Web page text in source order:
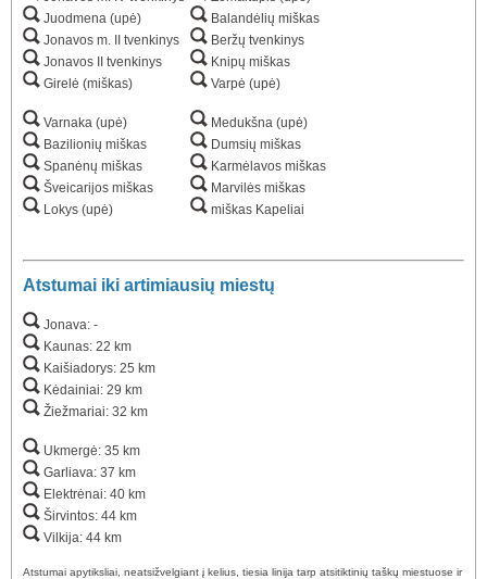
Juodmena (upė)
Jonavos m. II tvenkinys
Jonavos II tvenkinys
Girelė (miškas)
Varnaka (upė)
Bazilionių miškas
Spanėnų miškas
Šveicarijos miškas
Lokys (upė)
Balandėlių miškas
Beržų tvenkinys
Knipų miškas
Varpė (upė)
Medukšna (upė)
Dumsių miškas
Karmėlavos miškas
Marvilės miškas
miškas Kapeliai
Atstumai iki artimiausių miestų
Jonava: -
Kaunas: 22 km
Kaišiadorys: 25 km
Kėdainiai: 29 km
Žiežmariai: 32 km
Ukmergė: 35 km
Garliava: 37 km
Elektrėnai: 40 km
Širvintos: 44 km
Vilkija: 44 km
Atstumai apytiksliai, neatsižvelgiant į kelius, tiesia linija tarp atsitiktinių taškų miestuose ir